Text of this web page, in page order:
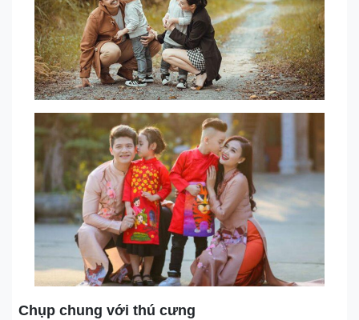
Chụp chung với thú cưng